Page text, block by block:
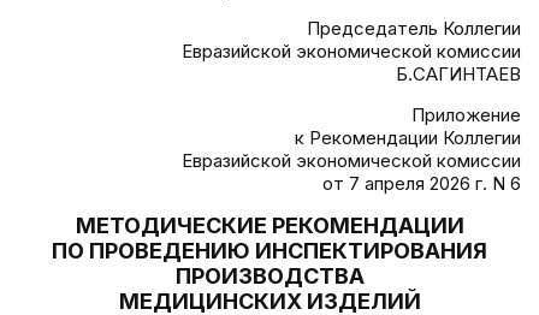
Председатель Коллегии
Евразийской экономической комиссии
Б.САГИНТАЕВ
Приложение
к Рекомендации Коллегии
Евразийской экономической комиссии
от 7 апреля 2026 г. N 6
МЕТОДИЧЕСКИЕ РЕКОМЕНДАЦИИ
ПО ПРОВЕДЕНИЮ ИНСПЕКТИРОВАНИЯ
ПРОИЗВОДСТВА
МЕДИЦИНСКИХ ИЗДЕЛИЙ